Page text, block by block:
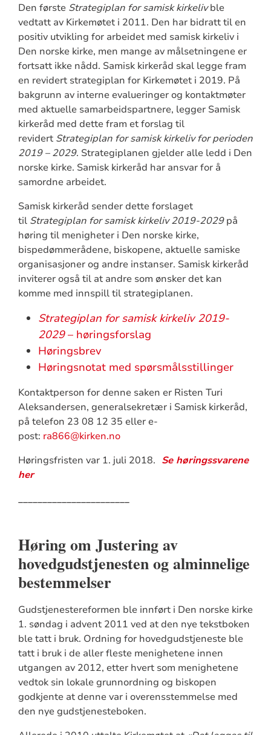
Den første Strategiplan for samisk kirkelivble
vedtatt av Kirkemøtet i 2011. Den har bidratt til en
positiv utvikling for arbeidet med samisk kirkeliv i
Den norske kirke, men mange av målsetningene er
fortsatt ikke nådd. Samisk kirkeråd skal legge fram
en revidert strategiplan for Kirkemøtet i 2019. På
bakgrunn av interne evalueringer og kontaktmøter
med aktuelle samarbeidspartnere, legger Samisk
kirkeråd med dette fram et forslag til
revidert Strategiplan for samisk kirkeliv for perioden
2019 – 2029. Strategiplanen gjelder alle ledd i Den
norske kirke. Samisk kirkeråd har ansvar for å
samordne arbeidet.
Samisk kirkeråd sender dette forslaget
til Strategiplan for samisk kirkeliv 2019-2029på
høring til menigheter i Den norske kirke,
bispedømmerådene, biskopene, aktuelle samiske
organisasjoner og andre instanser. Samisk kirkeråd
inviterer også til at andre som ønsker det kan
komme med innspill til strategiplanen.
Strategiplan for samisk kirkeliv 2019-
2029– høringsforslag
Høringsbrev
Høringsnotat med spørsmålsstillinger
Kontaktperson for denne saken er Risten Turi
Aleksandersen, generalsekretær i Samisk kirkeråd,
på telefon 23 08 12 35 eller e-
post: ra866@kirken.no
Høringsfristen var 1. juli 2018. Se høringssvarene
her
_______________________
Høring om Justering av
hovedgudstjenesten og alminnelige
bestemmelser
Gudstjenestereformen ble innført i Den norske kirke
1. søndag i advent 2011 ved at den nye tekstboken
ble tatt i bruk. Ordning for hovedgudstjeneste ble
tatt i bruk i de aller fleste menighetene innen
utgangen av 2012, etter hvert som menighetene
vedtok sin lokale grunnordning og biskopen
godkjente at denne var i overensstemmelse med
den nye gudstjenesteboken.